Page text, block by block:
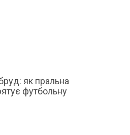
як пральна
футбольну